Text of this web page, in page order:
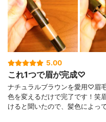
5.00
これ1つで眉が完成♡
ナチュラルブラウンを愛用♡眉
色を変えるだけで完了です！笑
けると聞いたので、髪色によっ